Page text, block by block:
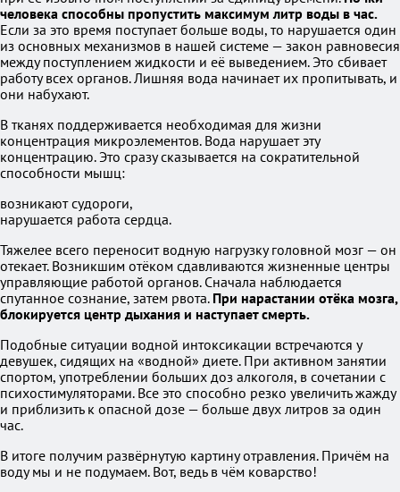
человека способны пропустить максимум литр воды в час.
Если за это время поступает больше воды, то нарушается один
из основных механизмов в нашей системе — закон равновесия
между поступлением жидкости и её выведением. Это сбивает
работу всех органов. Лишняя вода начинает их пропитывать, и
они набухают.
В тканях поддерживается необходимая для жизни
концентрация микроэлементов. Вода нарушает эту
концентрацию. Это сразу сказывается на сократительной
способности мышц:
возникают судороги,
нарушается работа сердца.
Тяжелее всего переносит водную нагрузку головной мозг — он
отекает. Возникшим отёком сдавливаются жизненные центры
управляющие работой органов. Сначала наблюдается
спутанное сознание, затем рвота. При нарастании отёка мозга,
блокируется центр дыхания и наступает смерть.
Подобные ситуации водной интоксикации встречаются у
девушек, сидящих на «водной» диете. При активном занятии
спортом, употреблении больших доз алкоголя, в сочетании с
психостимуляторами. Все это способно резко увеличить жажду
и приблизить к опасной дозе — больше двух литров за один
час.
В итоге получим развёрнутую картину отравления. Причём на
воду мы и не подумаем. Вот, ведь в чём коварство!